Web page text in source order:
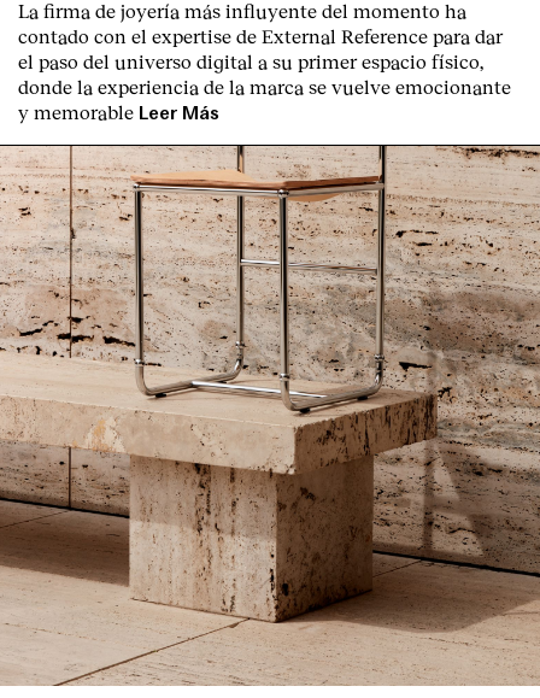
Contacto
La firma de joyería más influyente del momento ha
contado con el expertise de External Reference para dar
el paso del universo digital a su primer espacio físico,
donde la experiencia de la marca se vuelve emocionante
y memorable Leer Más